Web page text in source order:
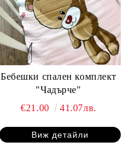
Бебешки спален комплект
"Чадърче"
€21.00
41.07лв.
Виж детайли